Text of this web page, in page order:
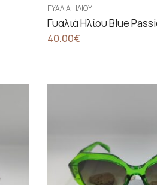
ΓΥΑΛΙΆ ΗΛΊΟΥ
Γυαλιά Ηλίου Blue
40.00€